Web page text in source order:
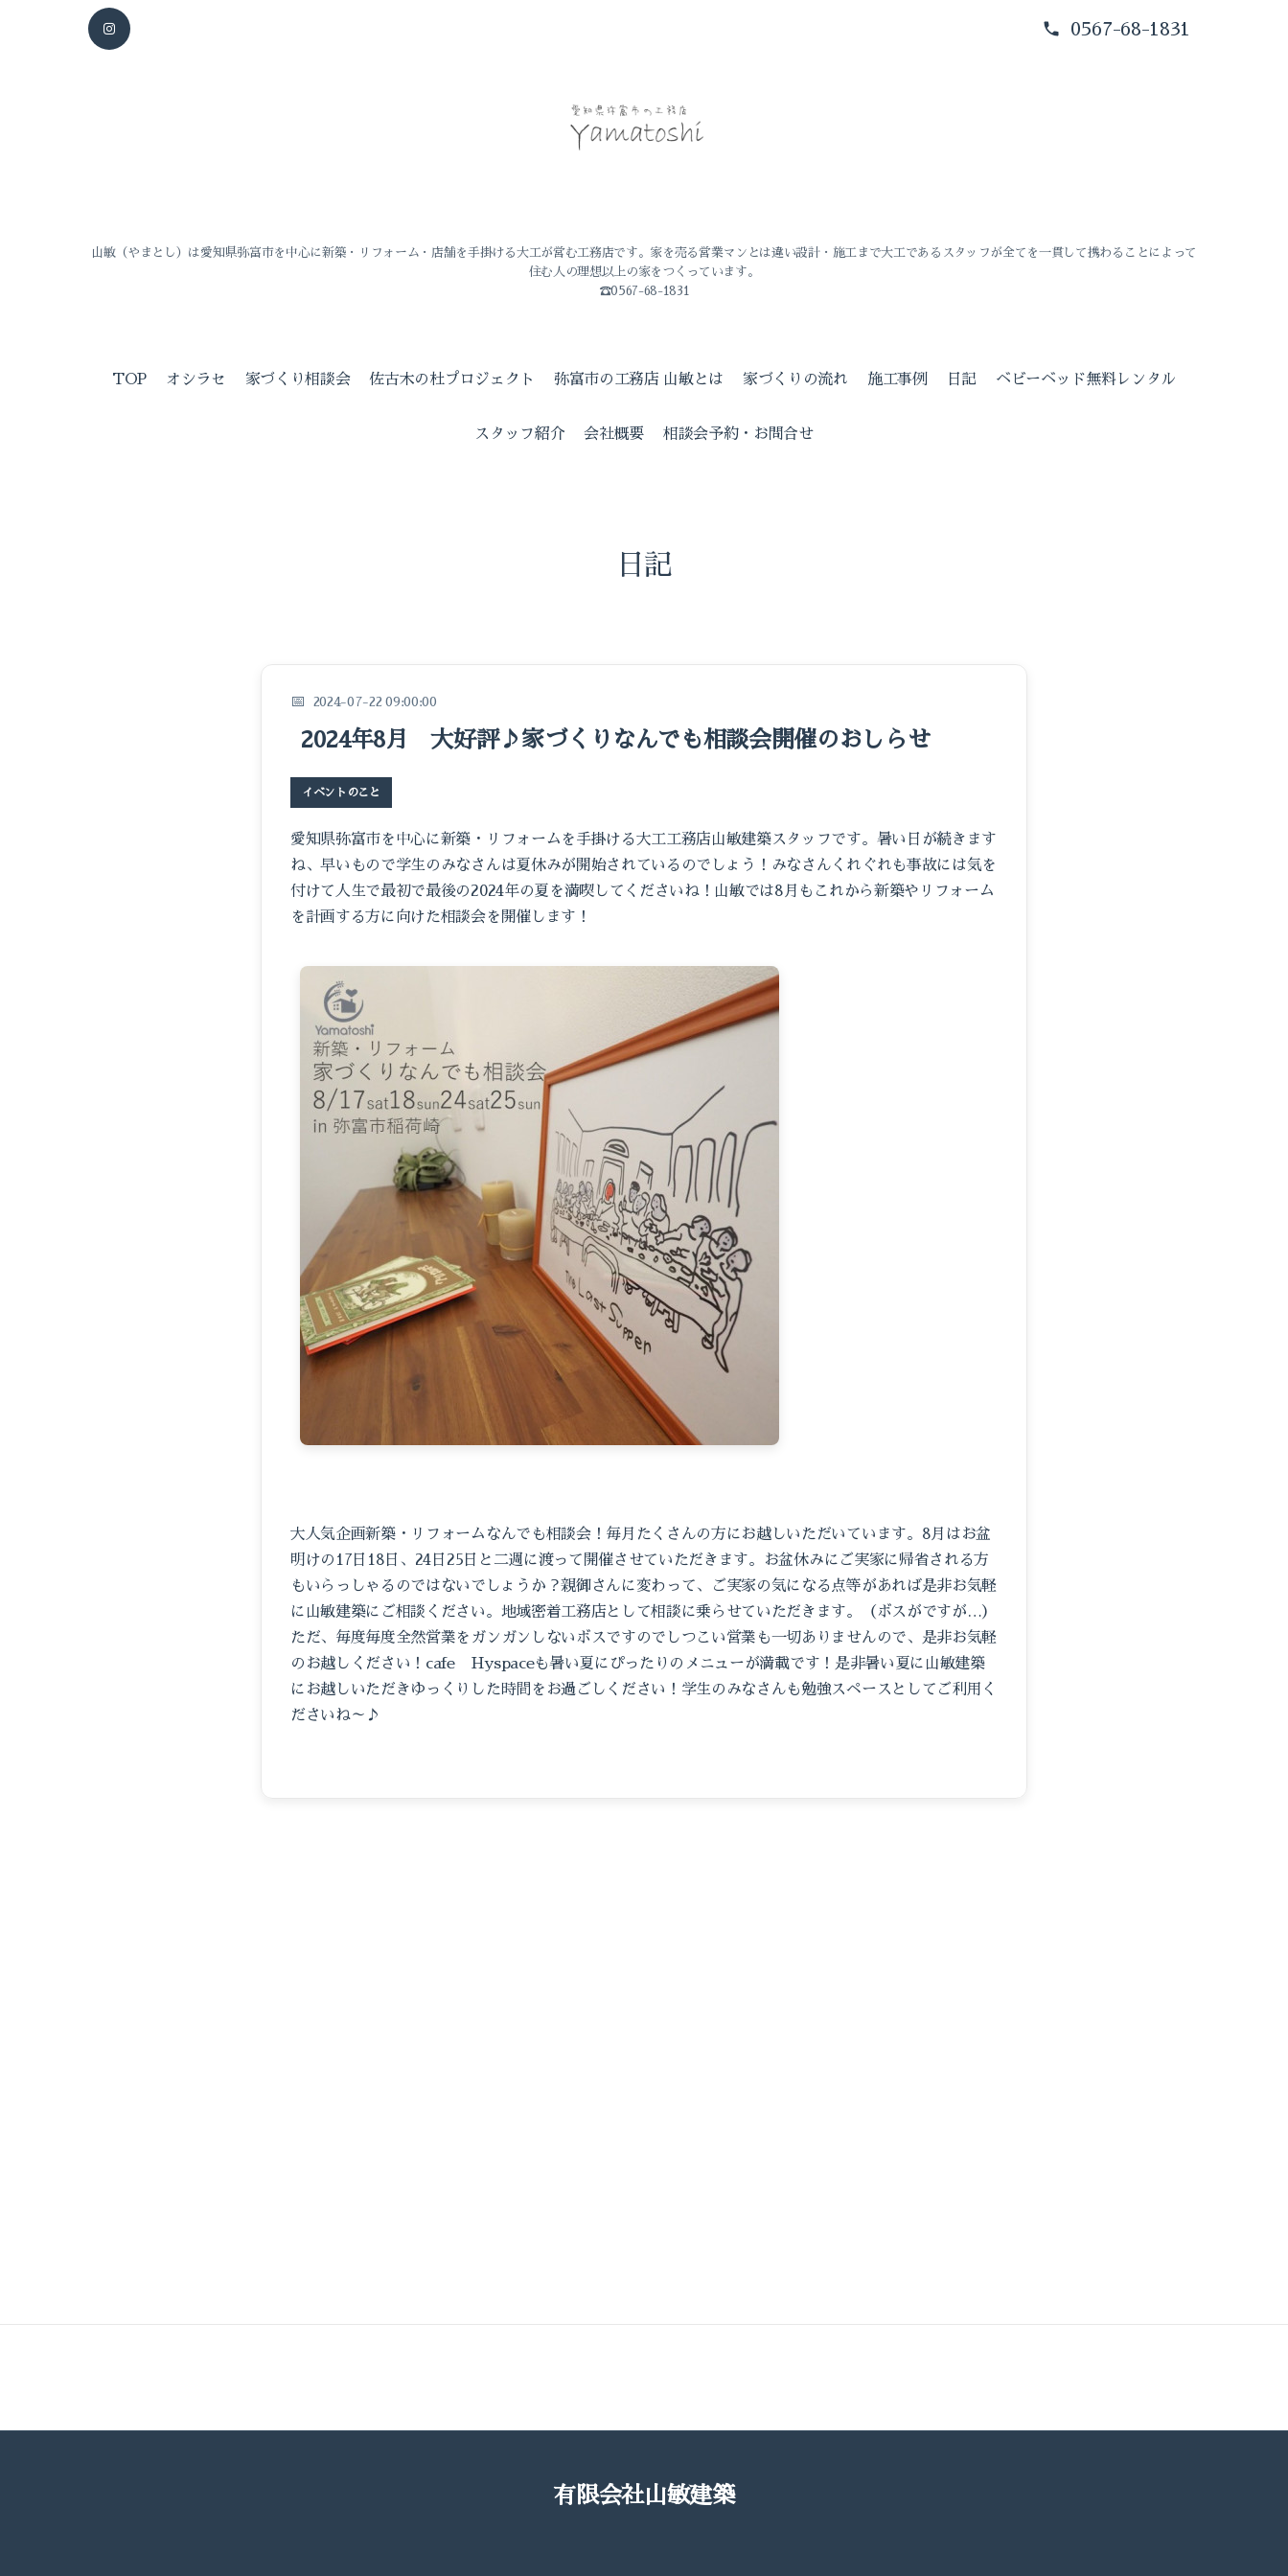
0567-68-1831
山敏（やまとし）は愛知県弥富市を中心に新築・リフォーム・店舗を手掛ける大工が営む工務店です。家を売る営業マンとは違い設計・施工まで大工であるスタッフが全てを一貫して携わることによって
住む人の理想以上の家をつくっています。
☎0567-68-1831
TOP オシラセ 家づくり相談会 佐古木の杜プロジェクト 弥富市の工務店 山敏とは 家づくりの流れ 施工事例 日記 ベビーベッド無料レンタル
スタッフ紹介 会社概要 相談会予約・お問合せ
日記
2024-07-22 09:00:00
2024年8月 大好評♪家づくりなんでも相談会開催のおしらせ
イベントのこと
愛知県弥富市を中心に新築・リフォームを手掛ける大工工務店山敏建築スタッフです。暑い日が続きます
ね、早いもので学生のみなさんは夏休みが開始されているのでしょう！みなさんくれぐれも事故には気を
付けて人生で最初で最後の2024年の夏を満喫してくださいね！山敏では8月もこれから新築やリフォーム
を計画する方に向けた相談会を開催します！
大人気企画新築・リフォームなんでも相談会！毎月たくさんの方にお越しいただいています。8月はお盆
明けの17日18日、24日25日と二週に渡って開催させていただきます。お盆休みにご実家に帰省される方
もいらっしゃるのではないでしょうか？親御さんに変わって、ご実家の気になる点等があれば是非お気軽
に山敏建築にご相談ください。地域密着工務店として相談に乗らせていただきます。（ボスがですが…）
ただ、毎度毎度全然営業をガンガンしないボスですのでしつこい営業も一切ありませんので、是非お気軽
のお越しください！cafe Hyspaceも暑い夏にぴったりのメニューが満載です！是非暑い夏に山敏建築
にお越しいただきゆっくりした時間をお過ごしください！学生のみなさんも勉強スペースとしてご利用く
ださいね～♪
有限会社山敏建築